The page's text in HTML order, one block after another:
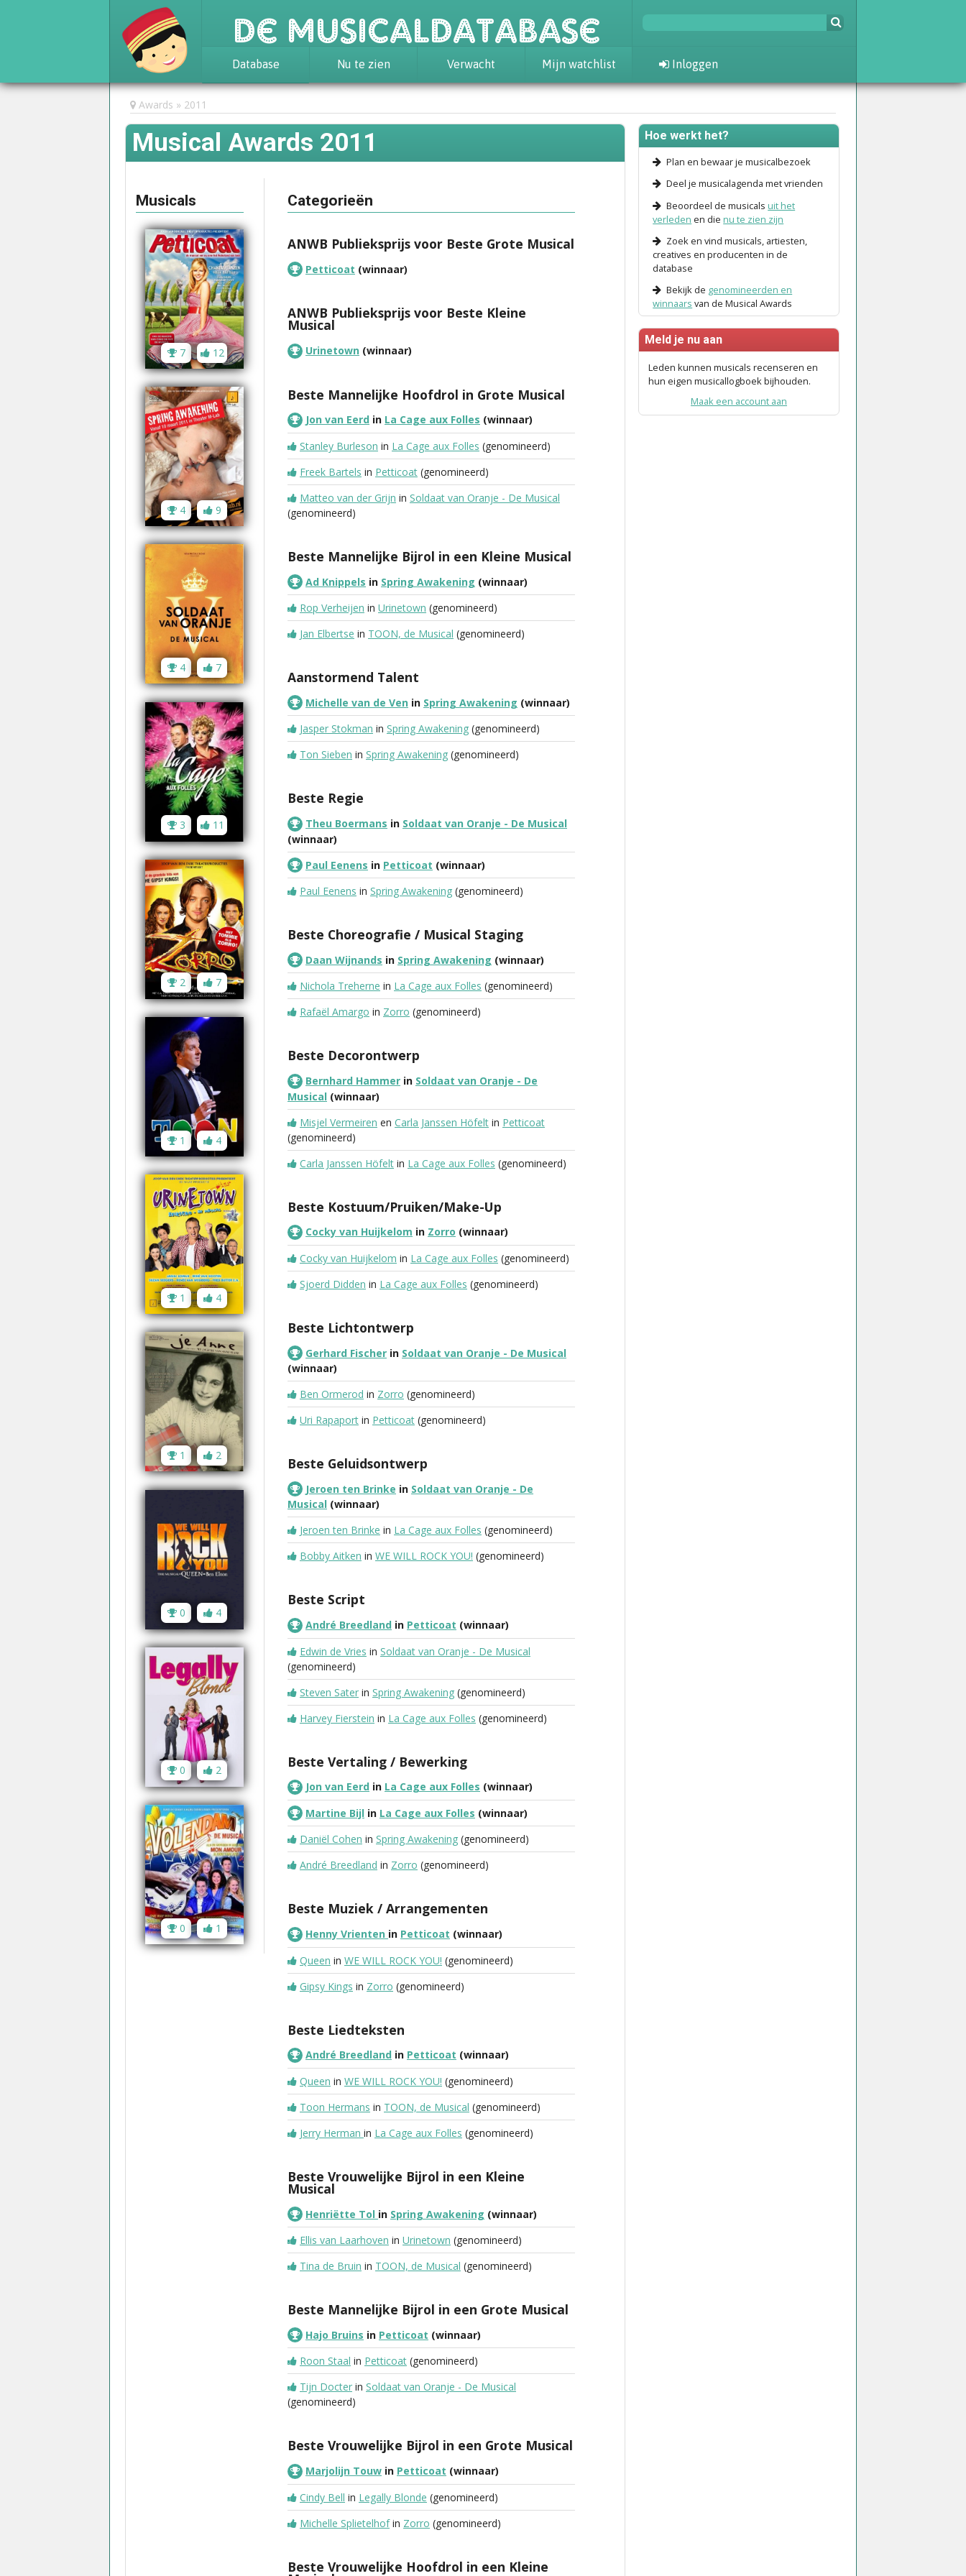
De Musicaldatabase
Database
Achtergrond
Awards
Statistieken
Nu te zien Verwacht Mijn watchlist Inloggen
Awards 2011
Musical Awards 2011
Musicals
7 12
4 9
4 7
3 11
2 7
1 4
1 4
1 2
0 4
0 2
0 1
Categorieën
ANWB Publieksprijs voor Beste Grote Musical
Petticoat (winnaar)
ANWB Publieksprijs voor Beste Kleine
Musical
Urinetown (winnaar)
Beste Mannelijke Hoofdrol in Grote Musical
Jon van Eerd in La Cage aux Folles (winnaar)
Stanley Burleson in La Cage aux Folles (genomineerd)
Freek Bartels in Petticoat (genomineerd)
Matteo van der Grijn in Soldaat van Oranje - De Musical
(genomineerd)
Beste Mannelijke Bijrol in een Kleine Musical
Ad Knippels in Spring Awakening (winnaar)
Rop Verheijen in Urinetown (genomineerd)
Jan Elbertse in TOON, de Musical (genomineerd)
Aanstormend Talent
Michelle van de Ven in Spring Awakening (winnaar)
Jasper Stokman in Spring Awakening (genomineerd)
Ton Sieben in Spring Awakening (genomineerd)
Beste Regie
Theu Boermans in Soldaat van Oranje - De Musical
(winnaar)
Paul Eenens in Petticoat (winnaar)
Paul Eenens in Spring Awakening (genomineerd)
Beste Choreografie / Musical Staging
Daan Wijnands in Spring Awakening (winnaar)
Nichola Treherne in La Cage aux Folles (genomineerd)
Rafaël Amargo in Zorro (genomineerd)
Beste Decorontwerp
Bernhard Hammer in Soldaat van Oranje - De
Musical (winnaar)
Misjel Vermeiren en Carla Janssen Höfelt in Petticoat
(genomineerd)
Carla Janssen Höfelt in La Cage aux Folles (genomineerd)
Beste Kostuum/Pruiken/Make-Up
Cocky van Huijkelom in Zorro (winnaar)
Cocky van Huijkelom in La Cage aux Folles (genomineerd)
Sjoerd Didden in La Cage aux Folles (genomineerd)
Beste Lichtontwerp
Gerhard Fischer in Soldaat van Oranje - De Musical
(winnaar)
Ben Ormerod in Zorro (genomineerd)
Uri Rapaport in Petticoat (genomineerd)
Beste Geluidsontwerp
Jeroen ten Brinke in Soldaat van Oranje - De
Musical (winnaar)
Jeroen ten Brinke in La Cage aux Folles (genomineerd)
Bobby Aitken in WE WILL ROCK YOU! (genomineerd)
Beste Script
André Breedland in Petticoat (winnaar)
Edwin de Vries in Soldaat van Oranje - De Musical
(genomineerd)
Steven Sater in Spring Awakening (genomineerd)
Harvey Fierstein in La Cage aux Folles (genomineerd)
Beste Vertaling / Bewerking
Jon van Eerd in La Cage aux Folles (winnaar)
Martine Bijl in La Cage aux Folles (winnaar)
Daniël Cohen in Spring Awakening (genomineerd)
André Breedland in Zorro (genomineerd)
Beste Muziek / Arrangementen
Henny Vrienten in Petticoat (winnaar)
Queen in WE WILL ROCK YOU! (genomineerd)
Gipsy Kings in Zorro (genomineerd)
Beste Liedteksten
André Breedland in Petticoat (winnaar)
Queen in WE WILL ROCK YOU! (genomineerd)
Toon Hermans in TOON, de Musical (genomineerd)
Jerry Herman in La Cage aux Folles (genomineerd)
Beste Vrouwelijke Bijrol in een Kleine
Musical
Henriëtte Tol in Spring Awakening (winnaar)
Ellis van Laarhoven in Urinetown (genomineerd)
Tina de Bruin in TOON, de Musical (genomineerd)
Beste Mannelijke Bijrol in een Grote Musical
Hajo Bruins in Petticoat (winnaar)
Roon Staal in Petticoat (genomineerd)
Tijn Docter in Soldaat van Oranje - De Musical
(genomineerd)
Beste Vrouwelijke Bijrol in een Grote Musical
Marjolijn Touw in Petticoat (winnaar)
Cindy Bell in Legally Blonde (genomineerd)
Michelle Splietelhofin Zorro (genomineerd)
Beste Vrouwelijke Hoofdrol in een Kleine
Hoe werkt het?
Plan en bewaar je musicalbezoek
Deel je musicalagenda met vrienden
Beoordeel de musicalsuit het
verleden en dienu te zien zijn
Zoek en vind musicals, artiesten,
creatives en producenten in de
database
Bekijk de genomineerden en
winnaars van de Musical Awards
Meld je nu aan
Leden kunnen musicals recenseren en
hun eigen musicallogboek bijhouden.
Maak een account aan